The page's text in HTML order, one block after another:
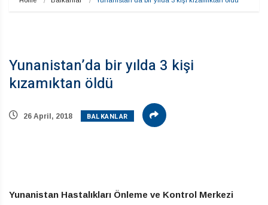
Yunanistan’da bir yılda 3 kişi
kızamıktan öldü
26 April, 2018 BALKANLAR
Yunanistan Hastalıkları Önleme ve Kontrol Merkezi